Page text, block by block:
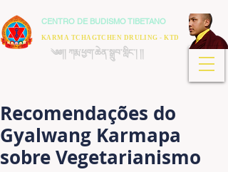
CENTRO DE BUDISMO TIBETANO
༄༅།། ཀརྨ་ཕྱག་ཆེན་སྒྲུབ་གླིང་། །།
KARMA TCHAGTCHEN DRULING - KTD
Recomendações do
Gyalwang Karmapa
sobre Vegetarianismo